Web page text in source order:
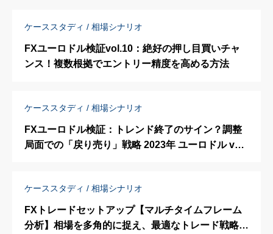
ケーススタディ / 相場シナリオ
FXユーロドル検証vol.10：絶好の押し目買いチャ
ンス！複数根拠でエントリー精度を高める方法
ケーススタディ / 相場シナリオ
FXユーロドル検証：トレンド終了のサイン？調整
局面での「戻り売り」戦略 2023年 ユーロドル vol.
ケーススタディ / 相場シナリオ
FXトレードセットアップ【マルチタイムフレーム
分析】相場を多角的に捉え、最適なトレード戦略を